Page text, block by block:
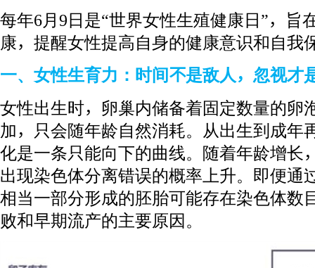
每年6月9日是“世界女性生殖健康日”，旨
康，提醒女性提高自身的健康意识和自我
一、女性生育力：时间不是敌人，忽视才
女性出生时，卵巢内储备着固定数量的卵
加，只会随年龄自然消耗。从出生到成年
化是一条只能向下的曲线。随着年龄增长
出现染色体分离错误的概率上升。即便通
相当一部分形成的胚胎可能存在染色体数
败和早期流产的主要原因。